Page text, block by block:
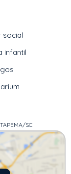
social
infantil
SC